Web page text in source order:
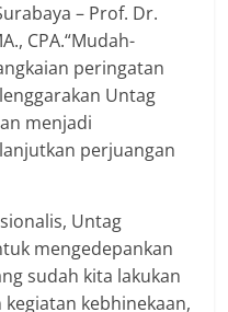
– Prof. Dr.
CPA.“Mudah-
peringatan
Untag
menjadi
perjuangan
Untag
mengedepankan
sudah kita lakukan
kebhinekaan,